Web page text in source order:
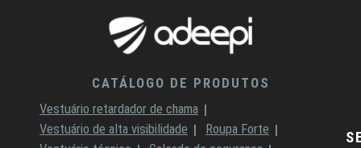
CATÁLOGO DE PRODUTOS
Vestuário retardador de chama
Vestuário de alta visibilidade
Roupa Forte